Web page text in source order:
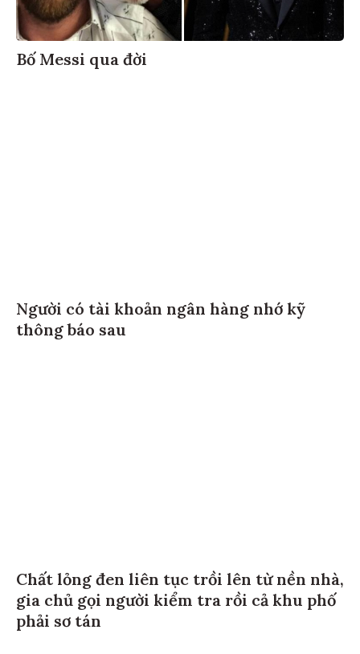
Bố Messi qua đời
Người có tài khoản ngân hàng nhớ kỹ
thông báo sau
Chất lỏng đen liên tục trồi lên từ nền nhà,
gia chủ gọi người kiểm tra rồi cả khu phố
phải sơ tán